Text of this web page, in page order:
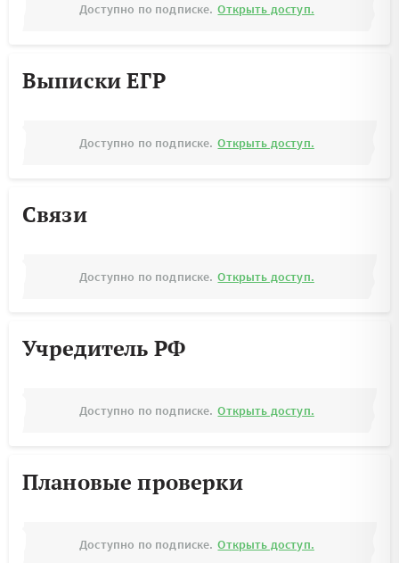
Доступно по подписке. Открыть доступ.
Выписки ЕГР
Доступно по подписке. Открыть доступ.
Связи
Доступно по подписке. Открыть доступ.
Учредитель РФ
Доступно по подписке. Открыть доступ.
Плановые проверки
Доступно по подписке. Открыть доступ.